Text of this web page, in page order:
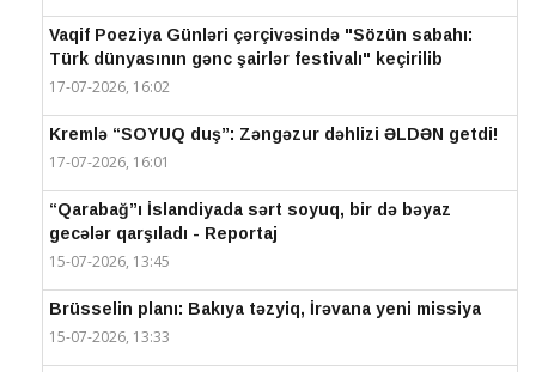
Vaqif Poeziya Günləri çərçivəsində "Sözün sabahı:
Türk dünyasının gənc şairlər festivalı" keçirilib
17-07-2026, 16:02
Kremlə “SOYUQ duş”: Zəngəzur dəhlizi ƏLDƏN getdi!
17-07-2026, 16:01
“Qarabağ”ı İslandiyada sərt soyuq, bir də bəyaz
gecələr qarşıladı - Reportaj
15-07-2026, 13:45
Brüsselin planı: Bakıya təzyiq, İrəvana yeni missiya
15-07-2026, 13:33